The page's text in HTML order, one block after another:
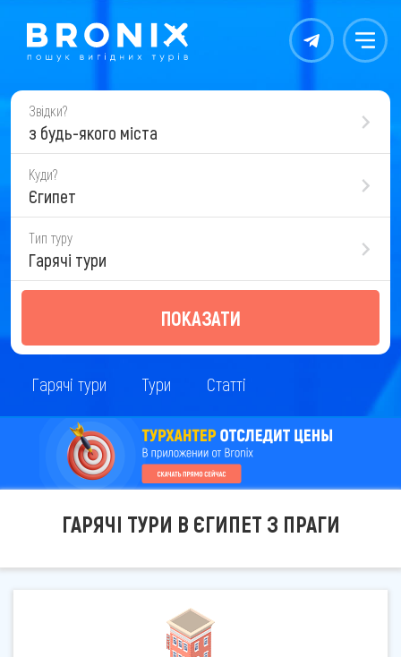
Контакты Меню
Звідки?
з будь-якого міста
Куди?
Єгипет
Тип туру
Гарячі тури
ПОКАЗАТИ
Гарячі тури Тури Статті
ГАРЯЧІ ТУРИ В ЄГИПЕТ З ПРАГИ